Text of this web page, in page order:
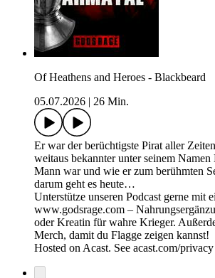
Of Heathens and Heroes - Blackbeard
05.07.2026
26 Min.
Er war der berüchtigste Pirat aller
weitaus bekannter unter seinem
Mann war und wie er zum berühmten
darum geht es heute…
Unterstütze unseren Podcast gerne mit
www.godsrage.com –
oder Kreatin für wahre Krieger.
Merch, damit du Flagge zeigen kannst!
Hosted on Acast. See acast.com/